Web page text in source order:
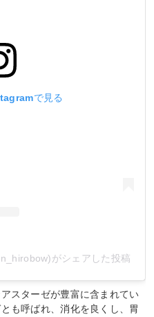
で見る
がシェアした投稿
スターゼが豊富に含まれてい
も呼ばれ、消化を良くし、胃